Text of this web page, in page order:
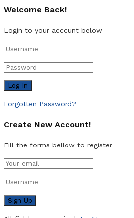
Welcome Back!
Login to your account below
Forgotten Password?
Create New Account!
Fill the forms bellow to register